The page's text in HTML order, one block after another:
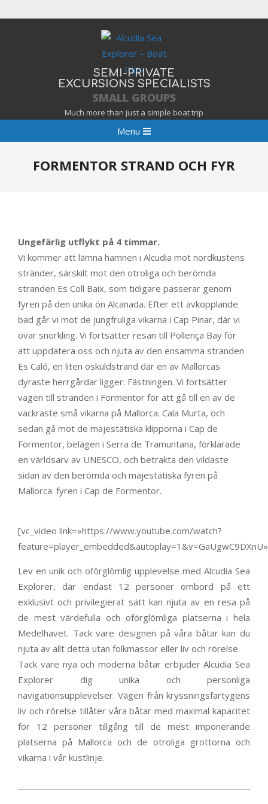
SEMI-PRIVATE
EXCURSIONS SPECIALISTS
SMALL GROUPS
Much more than just a simple boat trip
Navigation
Menu
FORMENTOR STRAND OCH FYR
Ungefärlig utflykt på 4 timmar.
Vi kommer att lämna hamnen i Alcudia mot nordkustens
stränder, särskilt mot den otroliga och berömda
stranden Es Coll Baix, som tidigare passerar genom
fyren på den unika ön Alcanada. Efter ett avkopplande
bad går vi mot de jungfruliga vikarna i Cap Pinar, där vi
övar snorkling. Vi fortsätter resan till Pollença Bay för
att uppdatera oss och njuta av den ensamma stranden
Es Caló, en liten oskuldstrand där en av Mallorcas
dyraste herrgårdar ligger: Fästningen. Vi fortsätter
vägen till stranden i Formentor för att gå till en av de
vackraste små vikarna på Mallorca: Cala Murta, och
sedan gå mot de majestätiska klipporna i Cap de
Formentor, belägen i Serra de Tramuntana, förklarade
en världsarv av UNESCO, och betrakta den vildaste
sidan av den berömda och majestätiska fyren på
Mallorca: fyren i Cap de Formentor.
[vc_video link=»https://www.youtube.com/watch?
Lev en unik och oförglömlig upplevelse med Alcudia Sea
Explorer, där endast 12 personer ombord på ett
exklusivt och privilegierat sätt kan njuta av en resa på
de mest värdefulla och oförglömliga platserna i hela
Medelhavet. Tack vare designen på våra båtar kan du
njuta av allt detta utan folkmassor eller liv och rörelse.
Tack vare nya och moderna båtar erbjuder Alcudia Sea
Explorer dig unika och personliga
navigationsupplevelser. Vägen från kryssningsfartygens
liv och rörelse tillåter våra båtar med maximal kapacitet
för 12 personer tillgång till de mest imponerande
platserna på Mallorca och de otroliga grottorna och
vikarna i vår kustlinje.